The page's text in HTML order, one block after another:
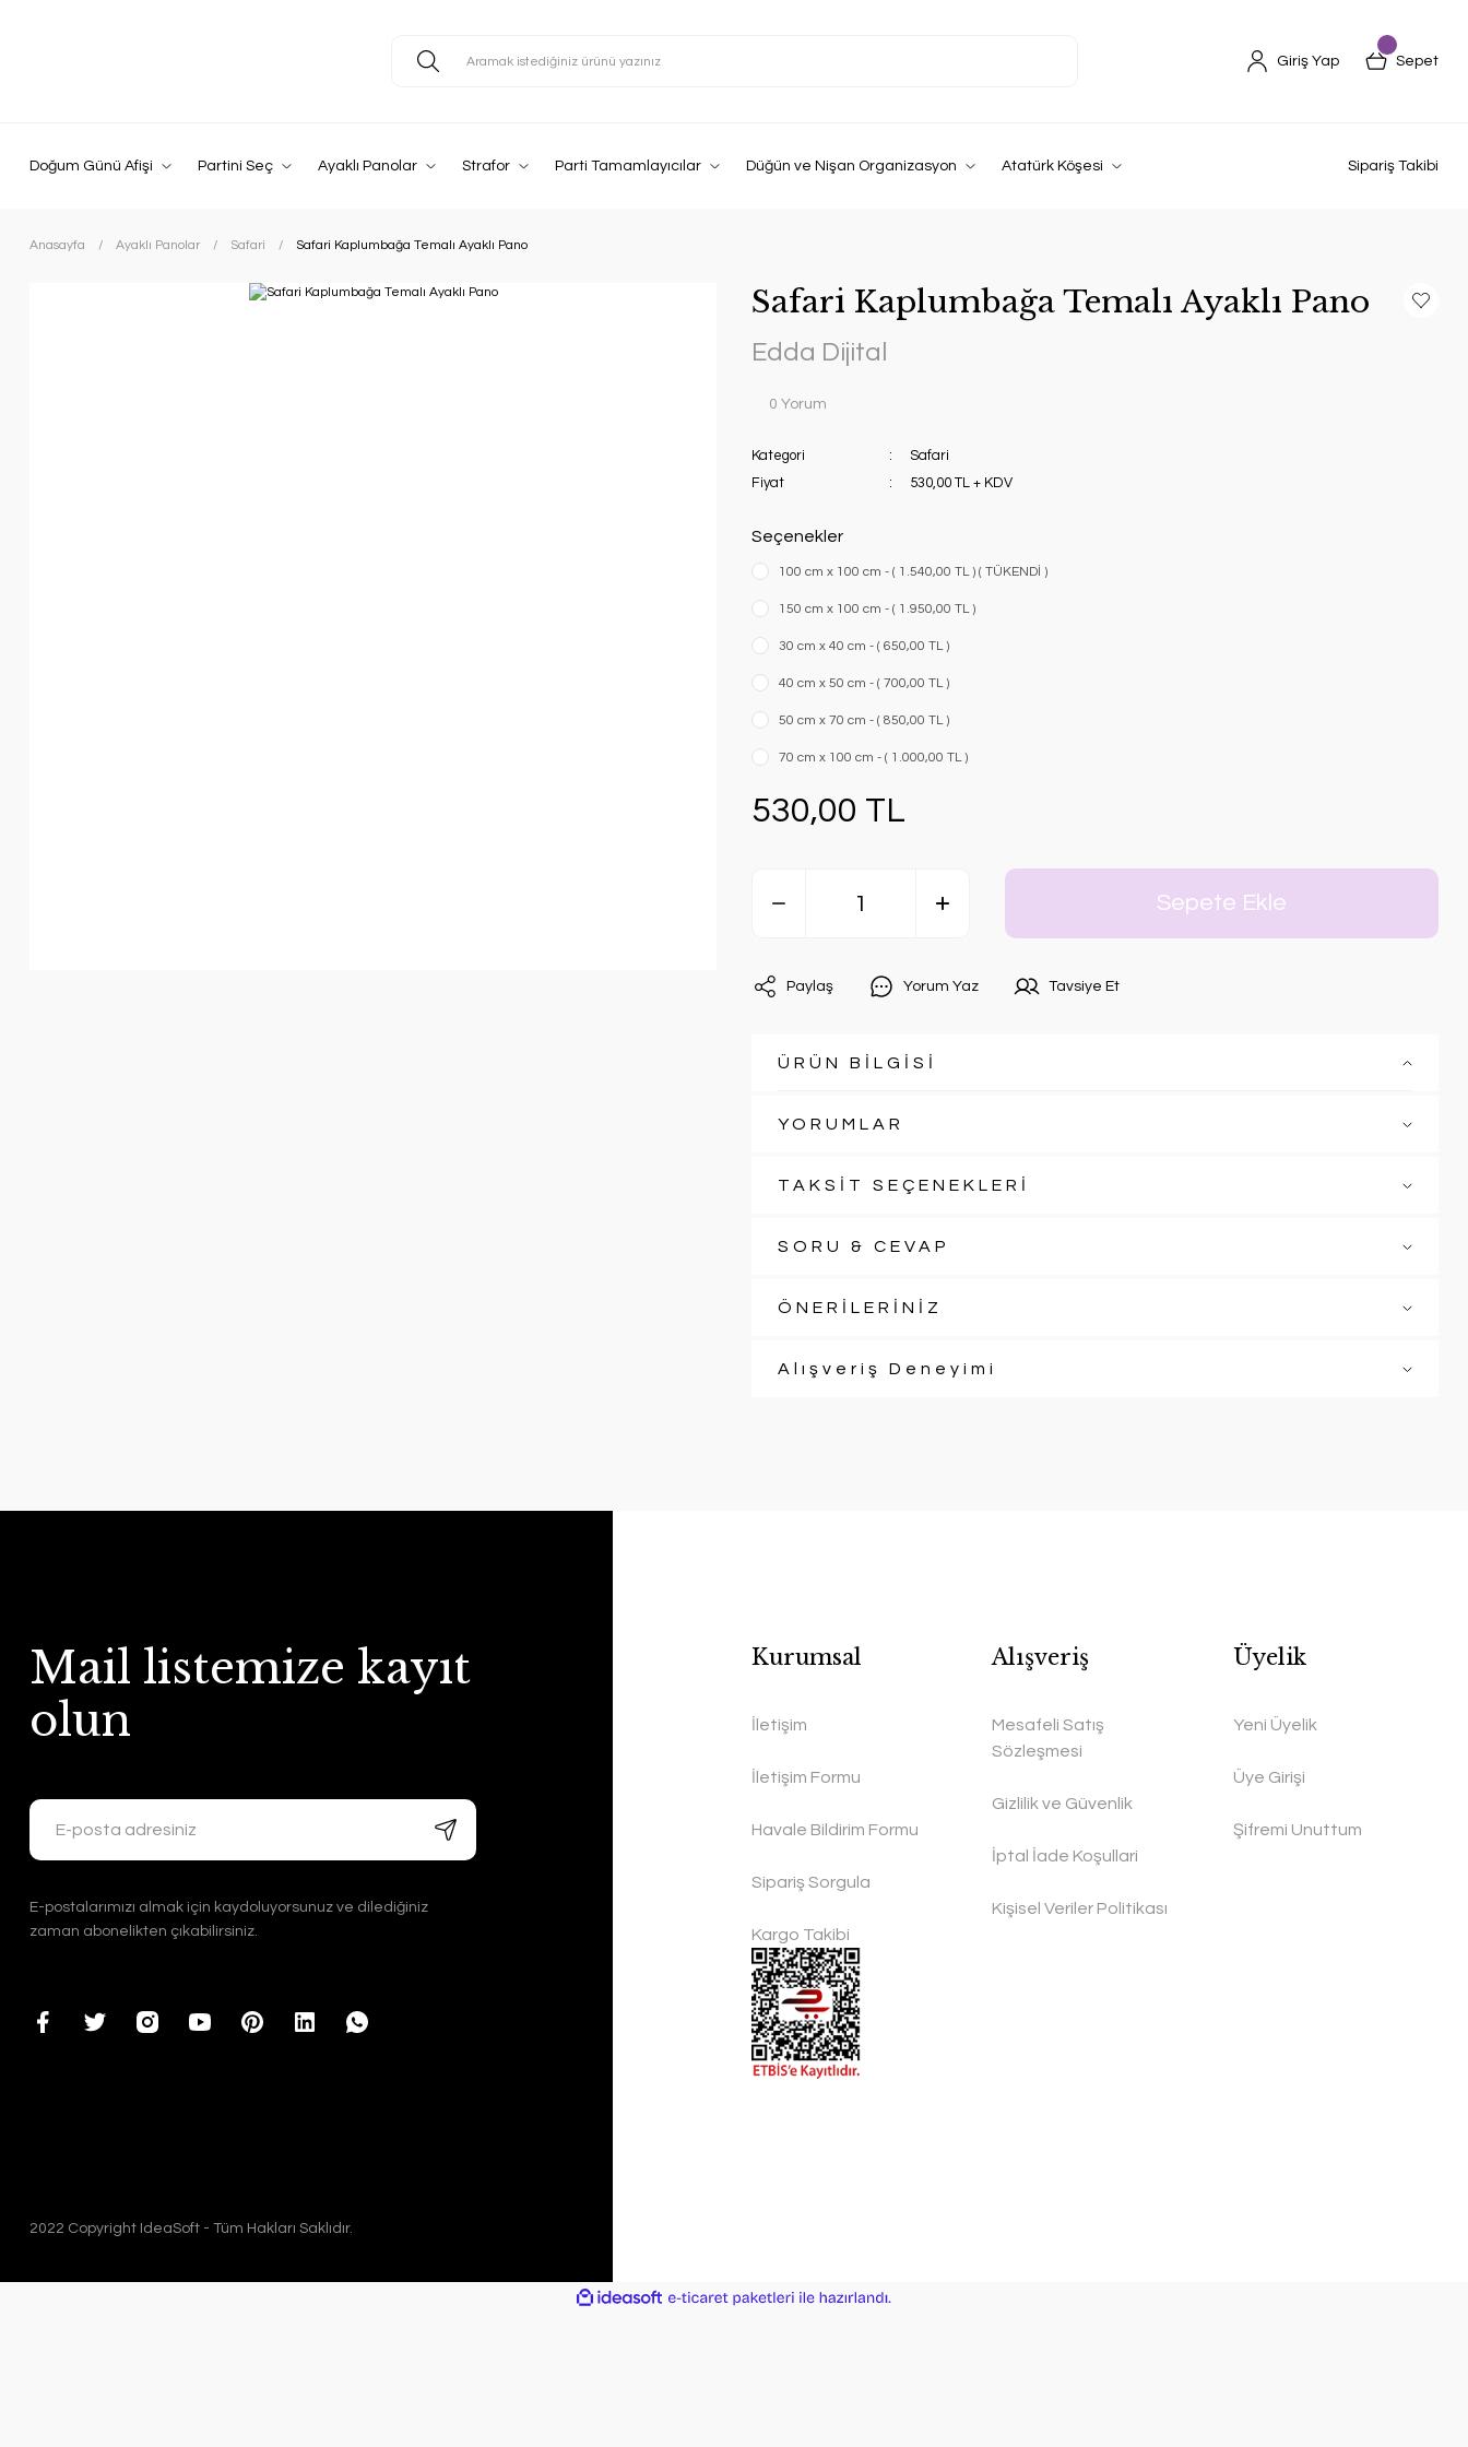
Giriş Yap Sepet
Doğum Günü Afişi Partini Seç Ayaklı Panolar Strafor Parti Tamamlayıcılar Düğün ve Nişan Organizasyon Atatürk Köşesi Sipariş Takibi
Anasayfa Ayaklı Panolar Safari Safari Kaplumbağa Temalı Ayaklı Pano
Safari Kaplumbağa Temalı Ayaklı Pano
Edda Dijital
0 Yorum
Kategori
Safari
Fiyat
530,00 TL + KDV
Seçenekler
100 cm x 100 cm - ( 1.540,00 TL ) ( TÜKENDİ )
150 cm x 100 cm - ( 1.950,00 TL )
30 cm x 40 cm - ( 650,00 TL )
40 cm x 50 cm - ( 700,00 TL )
50 cm x 70 cm - ( 850,00 TL )
70 cm x 100 cm - ( 1.000,00 TL )
530,00 TL
Sepete Ekle
Paylaş Yorum Yaz Tavsiye Et
ÜRÜN BİLGİSİ
YORUMLAR
TAKSİT SEÇENEKLERİ
SORU & CEVAP
ÖNERİLERİNİZ
Alışveriş Deneyimi
Mail listemize kayıt
olun
E-postalarımızı almak için kaydoluyorsunuz ve dilediğiniz
zaman abonelikten çıkabilirsiniz.
Kurumsal
İletişim
İletişim Formu
Havale Bildirim Formu
Sipariş Sorgula
Kargo Takibi
Alışveriş
Mesafeli Satış
Sözleşmesi
Gizlilik ve Güvenlik
İptal İade Koşullari
Kişisel Veriler Politikası
Üyelik
Yeni Üyelik
Üye Girişi
Şifremi Unuttum
2022 Copyright IdeaSoft - Tüm Hakları Saklıdır.
ideasoft
e-